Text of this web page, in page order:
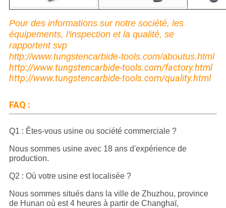
Pour des informations sur notre société, les
équipements, l'inspection et la qualité, se
rapportent svp
http://www.tungstencarbide-tools.com/aboutus.html
http://www.tungstencarbide-tools.com/factory.html
http://www.tungstencarbide-tools.com/quality.html
FAQ :
Q1 : Êtes-vous usine ou société commerciale ?
Nous sommes usine avec 18 ans d'expérience de
production.
Q2 : Où votre usine est localisée ?
Nous sommes situés dans la ville de Zhuzhou, province
de Hunan où est 4 heures à partir de Changhaï,